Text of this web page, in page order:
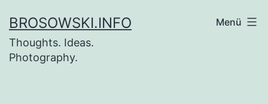
Inhalt
springen
BROSOWSKI.INFO
Thoughts. Ideas.
Photography.
Menü